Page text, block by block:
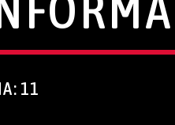
11